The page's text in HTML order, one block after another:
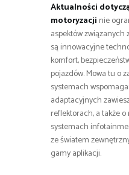
Aktualności
motoryzacji nie
aspektów związanych
są innowacyjne
komfort,
pojazdów. Mowa tu o
systemach
adaptacyjnych
reflektorach, a także
systemach
ze światem
gamy aplikacji.